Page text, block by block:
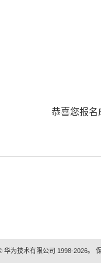
恭喜您报名
华为技术有限公司 1998-2026。